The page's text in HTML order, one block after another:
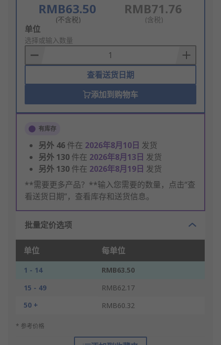
RMB63.50
(不含税)
RMB71.76
(含税)
Add
to
Basket
单位
选择或输入数量
查看送货日期
添加到购物车
有库存
另外 46 件在 2026年8月10日 发货
另外 130 件在 2026年8月13日 发货
另外 130 件在 2026年8月19日 发货
**需要更多产品？**输入您需要的数量，点击“查
看送货日期”，查看库存和送货信息。
批量定价选项
单位 每单位
1 - 14
RMB63.50
15 - 49
RMB62.17
50 +
RMB60.32
* 参考价格